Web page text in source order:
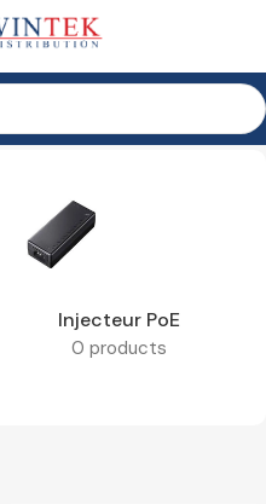
Injecteur PoE
0 products